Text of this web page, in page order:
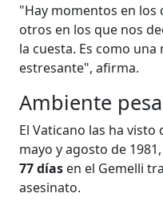
"Hay momentos en
otros en los que nos
la cuesta. Es como
estresante", afirma.
Ambiente
El Vaticano las ha
mayo y agosto de
77 días en el Gemelli
asesinato.